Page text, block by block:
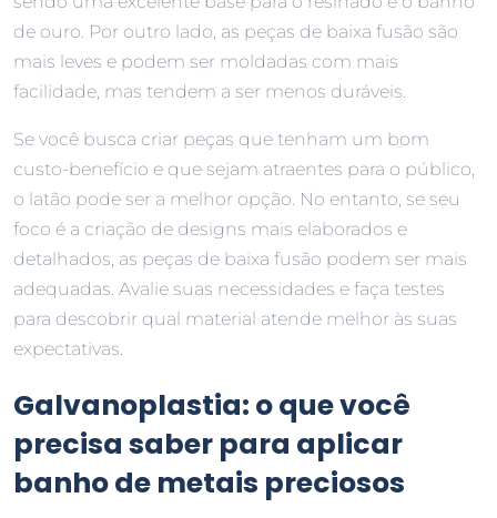
de ouro. Por outro lado, as peças de baixa fusão são
mais leves e podem ser moldadas com mais
facilidade, mas tendem a ser menos duráveis.
Se você busca criar peças que tenham um bom
custo-benefício e que sejam atraentes para o público,
o latão pode ser a melhor opção. No entanto, se seu
foco é a criação de designs mais elaborados e
detalhados, as peças de baixa fusão podem ser mais
adequadas. Avalie suas necessidades e faça testes
para descobrir qual material atende melhor às suas
expectativas.
Galvanoplastia: o que você
precisa saber para aplicar
banho de metais preciosos